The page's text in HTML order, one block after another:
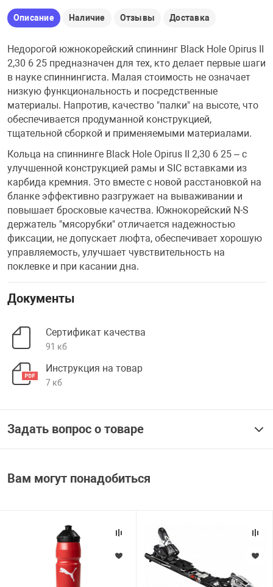
Описание Наличие Отзывы Доставка
Недорогой южнокорейский спиннинг Black Hole Opirus II
2,30 6 25 предназначен для тех, кто делает первые шаги
в науке спиннингиста. Малая стоимость не означает
низкую функциональность и посредственные
материалы. Напротив, качество "палки" на высоте, что
обеспечивается продуманной конструкцией,
тщательной сборкой и применяемыми материалами.
Кольца на спиннинге Black Hole Opirus II 2,30 6 25 – с
улучшенной конструкцией рамы и SIC вставками из
карбида кремния. Это вместе с новой расстановкой на
бланке эффективно разгружает на вываживании и
повышает бросковые качества. Южнокорейский N-S
держатель "мясорубки" отличается надежностью
фиксации, не допускает люфта, обеспечивает хорошую
управляемость, улучшает чувствительность на
поклевке и при касании дна.
Документы
Сертификат качества
91 кб
Инструкция на товар
7 кб
Задать вопрос о товаре
Вам могут понадобиться